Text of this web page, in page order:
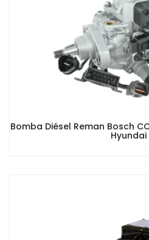
Bomba Diésel Reman Bosch
Hyundai